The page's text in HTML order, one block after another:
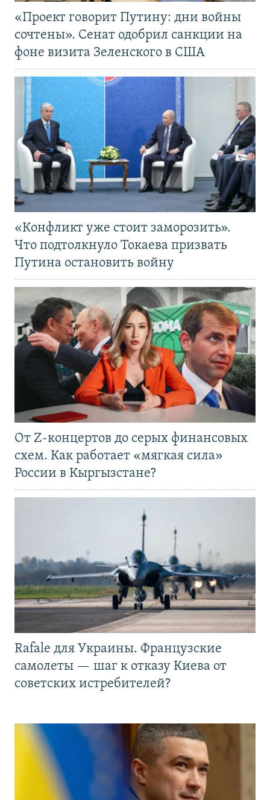
«Проект говорит Путину: дни войны
сочтены». Сенат одобрил санкции на
фоне визита Зеленского в США
«Конфликт уже стоит заморозить».
Что подтолкнуло Токаева призвать
Путина остановить войну
От Z-концертов до серых финансовых
схем. Как работает «мягкая сила»
России в Кыргызстане?
Rafale для Украины. Французские
самолеты — шаг к отказу Киева от
советских истребителей?